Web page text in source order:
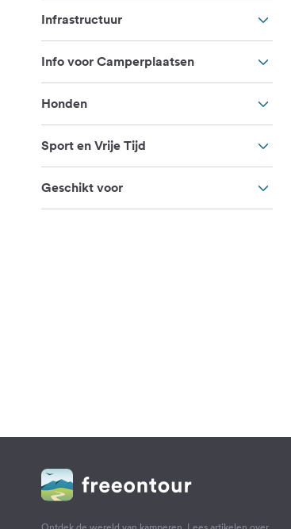
Infrastructuur
Info voor Camperplaatsen
Honden
Sport en Vrije Tijd
Geschikt voor